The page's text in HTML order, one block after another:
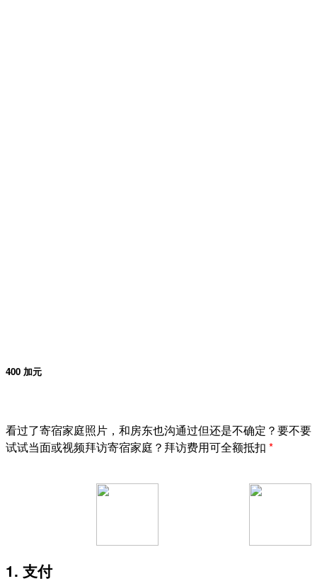
400 加元
看过了寄宿家庭照片，和房东也沟通过但还是不确定？要不要
试试当面或视频拜访寄宿家庭？拜访费用可全额抵扣 *
1. 支付